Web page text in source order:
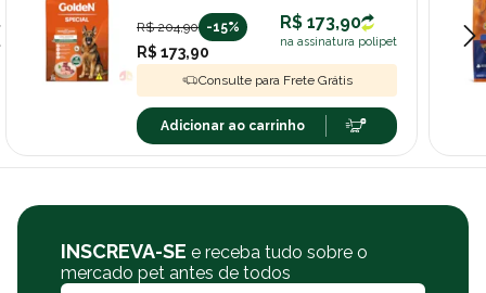
R$ 204,90 -15%
R$ 173,90
R$ 173,90
na assinatura polipet
Consulte para Frete Grátis
Adicionar ao carrinho
INSCREVA-SE e receba tudo sobre o
mercado pet antes de todos